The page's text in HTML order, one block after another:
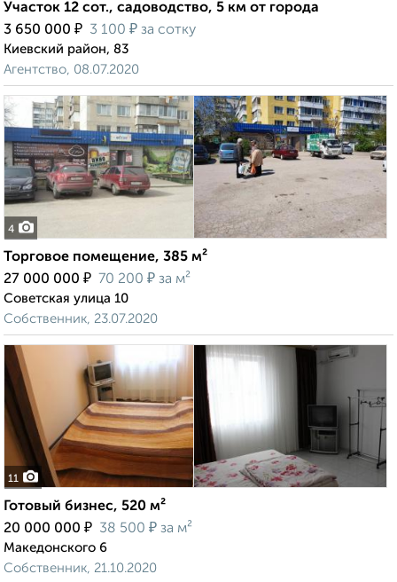
Участок 12 сот., садоводство, 5 км от города
3 650 000 ₽ 3 100 ₽ за сотку
Киевский район, 83
Агентство, 08.07.2020
4
Торговое помещение, 385 м²
27 000 000 ₽ 70 200 ₽ за м²
Советская улица 10
Собственник, 23.07.2020
11
Готовый бизнес, 520 м²
20 000 000 ₽ 38 500 ₽ за м²
Македонского 6
Собственник, 21.10.2020